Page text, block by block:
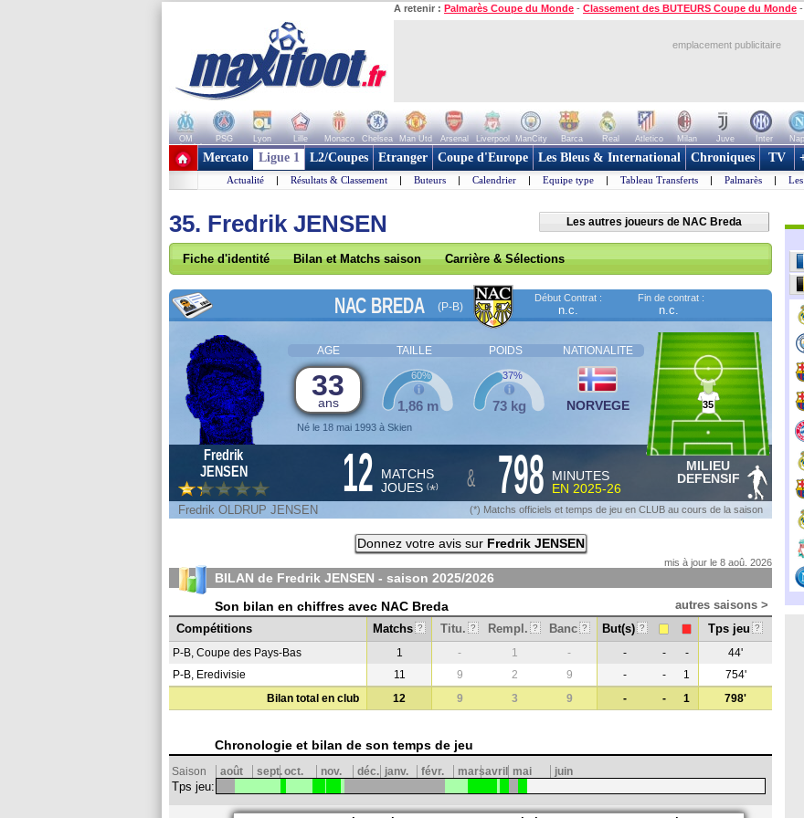
A retenir : Palmarès Coupe du Monde - Classement des BUTEURS Coupe du Monde -
emplacement publicitaire
OM PSG Lyon Lille Monaco Chelsea Man Utd Arsenal Liverpool ManCity Barca Real Atletico Milan Juve Inter
+ de clubs
Mercato Ligue 1 L2/Coupes Etranger Coupe d'Europe Les Bleus & International Chroniques TV
Actualité | Résultats & Classement | Buteurs | Calendrier | Equipe type | Tableau Transferts | Palmarès |
35. Fredrik JENSEN Les autres joueurs de NAC Breda
Fiche d'identité Bilan et Matchs saison Carrière & Sélections
NAC BREDA (P-B)
Début Contrat :
n.c.
Fin de contrat :
n.c.
AGE TAILLE POIDS NATIONALITE
33
ans
Né le 18 mai 1993 à Skien
1,86 m
60%
73 kg
37%
NORVEGE 35
Fredrik
JENSEN
12 MATCHS
JOUES (*) & 798
MINUTES
EN 2025-26
MILIEU
DEFENSIF
Fredrik OLDRUP JENSEN (*) Matchs officiels et temps de jeu en CLUB au cours de la saison
Donnez votre avis sur Fredrik JENSEN
mis à jour le 8 aoû. 2026
BILAN de Fredrik JENSEN - saison 2025/2026
Son bilan en chiffres avec NAC Breda
autres saisons >
Compétitions
Matchs ? Titu. ? Rempl. ? Banc ? But(s) ? Tps jeu ?
P-B, Coupe des Pays-Bas 1 - 1 - - - -
44'
P-B, Eredivisie
11 9 2 9 - - 1
754'
Bilan total en club
12 9 3 9 - - 1 798'
Chronologie et bilan de son temps de jeu
Saison août sept.oct. nov. déc. janv. févr. marsavril mai juin
Tps jeu: